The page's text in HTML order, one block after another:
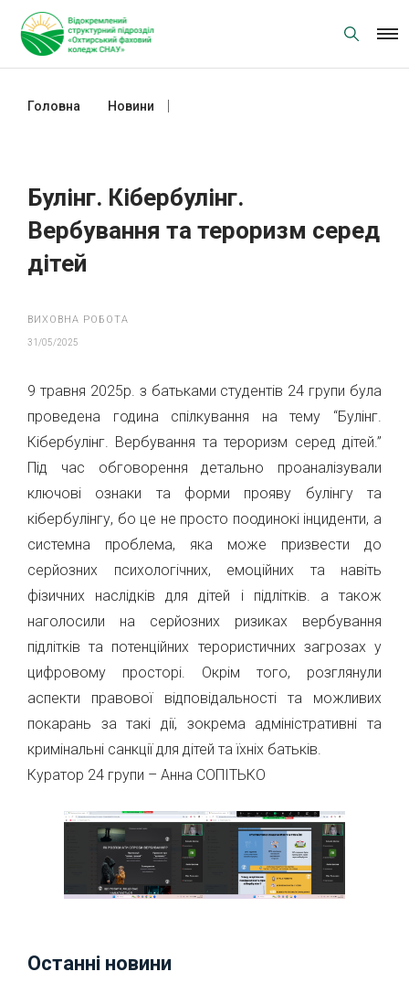
content
Головна Новини
Булінг. Кібербулінг.
Вербування та тероризм серед
дітей
ВИХОВНА РОБОТА
31/05/2025
9 травня 2025р. з батьками студентів 24 групи була
проведена година спілкування на тему “Булінг.
Кібербулінг. Вербування та тероризм серед дітей.”
Під час обговорення детально проаналізували
ключові ознаки та форми прояву булінгу та
кібербулінгу, бо це не просто поодинокі інциденти, а
системна проблема, яка може призвести до
серйозних психологічних, емоційних та навіть
фізичних наслідків для дітей і підлітків. а також
наголосили на серйозних ризиках вербування
підлітків та потенційних терористичних загрозах у
цифровому просторі. Окрім того, розглянули
аспекти правової відповідальності та можливих
покарань за такі дії, зокрема адміністративні та
кримінальні санкції для дітей та їхніх батьків.
Куратор 24 групи – Анна СОПІТЬКО
Останні новини